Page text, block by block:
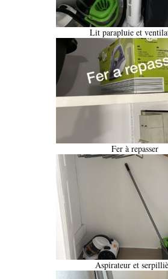
Lit parapluie et
Fer à repasser
Aspirateur et